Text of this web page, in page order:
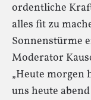
ordentliche
alles fit zu
Sonnenstürme
Moderator
„Heute morgen
uns heute